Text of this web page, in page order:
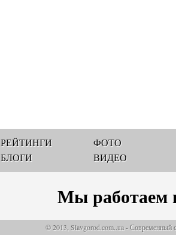
РЕЙТИНГИ
БЛОГИ
ФОТО
ВИДЕО
Мы работаем
© 2013, Slavgorod.com..ua - Современный